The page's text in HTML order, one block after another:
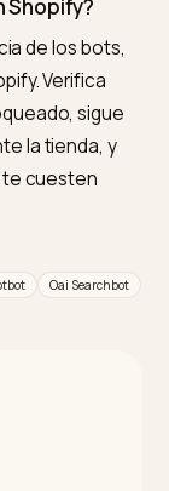
en
pero
en el código
Comprueba
robots.txt y
tiene impacto
ni en el
aporta ningún